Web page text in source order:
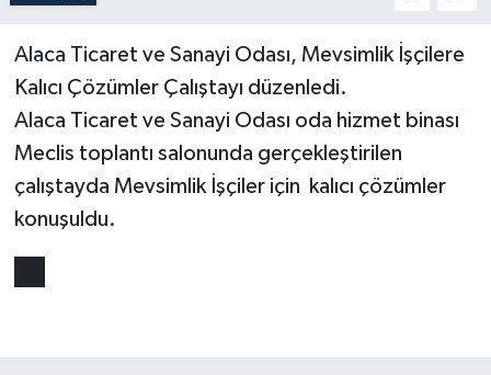
Alaca Ticaret ve Sanayi Odası, Mevsimlik İşçilere
Kalıcı Çözümler Çalıştayı düzenledi.
Alaca Ticaret ve Sanayi Odası oda hizmet binası
Meclis toplantı salonunda gerçekleştirilen
çalıştayda Mevsimlik İşçiler için kalıcı çözümler
konuşuldu.